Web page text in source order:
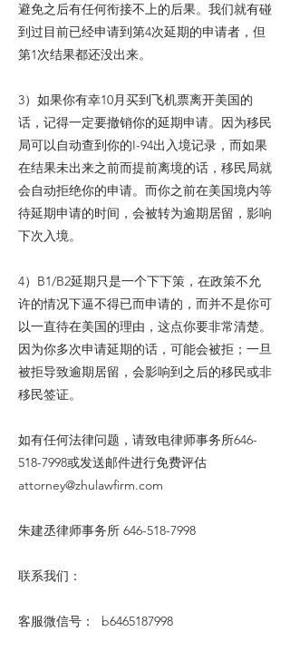
避免之后有任何衔接不上的后果。我们就有碰
到过目前已经申请到第4次延期的申请者，但
第1次结果都还没出来。
3）如果你有幸10月买到飞机票离开美国的
话，记得一定要撤销你的延期申请。因为移民
局可以自动查到你的I-94出入境记录，而如果
在结果未出来之前而提前离境的话，移民局就
会自动拒绝你的申请。而你之前在美国境内等
待延期申请的时间，会被转为逾期居留，影响
下次入境。
4）B1/B2延期只是一个下下策，在政策不允
许的情况下逼不得已而申请的，而并不是你可
以一直待在美国的理由，这点你要非常清楚。
因为你多次申请延期的话，可能会被拒；一旦
被拒导致逾期居留，会影响到之后的移民或非
移民签证。
如有任何法律问题，请致电律师事务所646-
518-7998或发送邮件进行免费评估
attorney@zhulawfirm.com
朱建丞律师事务所 646-518-7998
联系我们：
客服微信号： b6465187998